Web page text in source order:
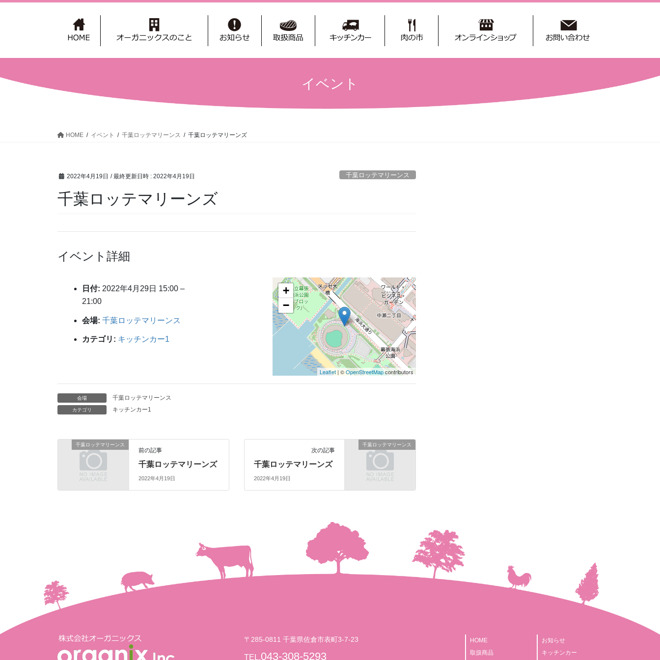
コ
ス
ナ
ン
イベント
HOME イベント 千葉ロッテマリーンス 千葉ロッテマリーンズ
2022年4月19日 / 最終更新日時 : 2022年4月19日 千葉ロッテマリーンス
千葉ロッテマリーンズ
イベント詳細
日付: 2022年4月29日 15:00 –
21:00
会場: 千葉ロッテマリーンス
カテゴリ: キッチンカー1
+
−
Leaflet | ©OpenStreetMapcontributors
会場 千葉ロッテマリーンス
カテゴリ キッチンカー1
千葉ロッテマリーンス
前の記事
千葉ロッテマリーンズ
2022年4月19日
千葉ロッテマリーンス
次の記事
千葉ロッテマリーンズ
2022年4月19日
〒285-0811 千葉県佐倉市表町3-7-23
TEL.043-308-5293
HOME
取扱商品
お知らせ
キッチンカー